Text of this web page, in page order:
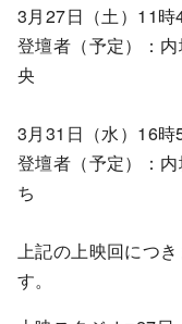
3月27日（土）11
登壇者（予定）：
央
3月31日（水）16
登壇者（予定）：
ち
上記の上映回につ
す。